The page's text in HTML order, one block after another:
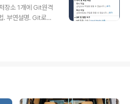
관리하려면 Git 선
소. Visual Studio/V
장소 1개에 Git원격
. 부연설명. Git로컬
연결시킬 수 있다.
된다. 상세. 이미 Gi
것이 GitHub와 연동
동처리 하기 위해